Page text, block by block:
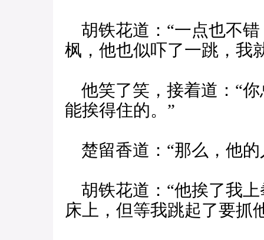
胡铁花道：“一点也不
枫，他也似吓了一跳，我
他笑了笑，接着道：“
能挨得住的。”
楚留香道：“那么，他的
胡铁花道：“他挨了我
床上，但等我跳起了要抓